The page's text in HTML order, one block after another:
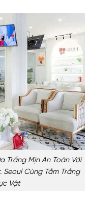
Trắng Mịn An Toàn Với
Cùng Tắm Trắng
Vật